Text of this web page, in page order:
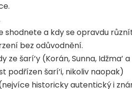
shodnete a kdy se opravdu
bez odůvodnění.
ze šarí’y (Korán, Sunna,
podřízen šarí’i, nikoliv naopak)
historicky autentický i